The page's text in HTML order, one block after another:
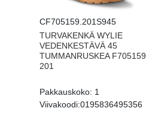
CF705159.201S945
TURVAKENKÄ WYLIE
VEDENKESTÄVÄ 45
TUMMANRUSKEA F705159
201
Pakkauskoko: 1
Viivakoodi:0195836495356